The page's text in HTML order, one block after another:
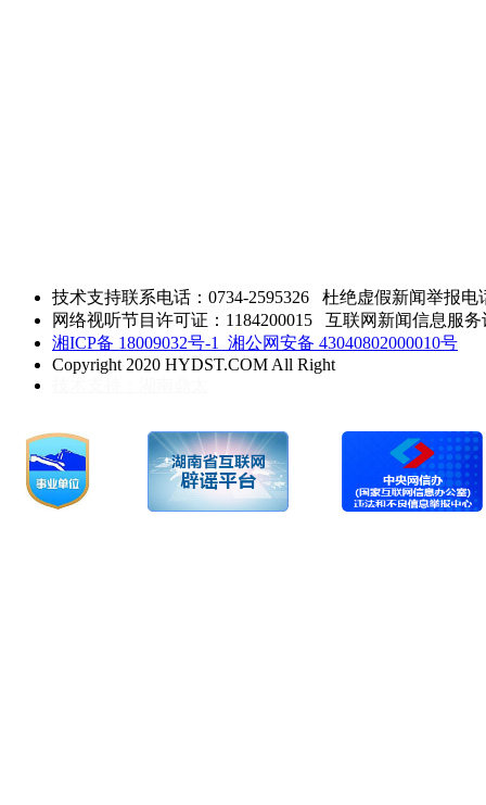
技术支持联系电话：0734-2595326
杜绝虚假新闻举报电
网络视听节目许可证：1184200015 互联网新闻信息服务
湘ICP备 18009032号-1
湘公网安备 43040802000010号
Copyright 2020 HYDST.COM All Right